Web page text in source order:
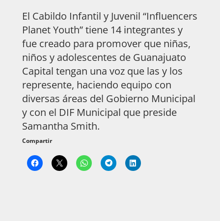
El Cabildo Infantil y Juvenil “Influencers
Planet Youth” tiene 14 integrantes y
fue creado para promover que niñas,
niños y adolescentes de Guanajuato
Capital tengan una voz que las y los
represente, haciendo equipo con
diversas áreas del Gobierno Municipal
y con el DIF Municipal que preside
Samantha Smith.
Compartir